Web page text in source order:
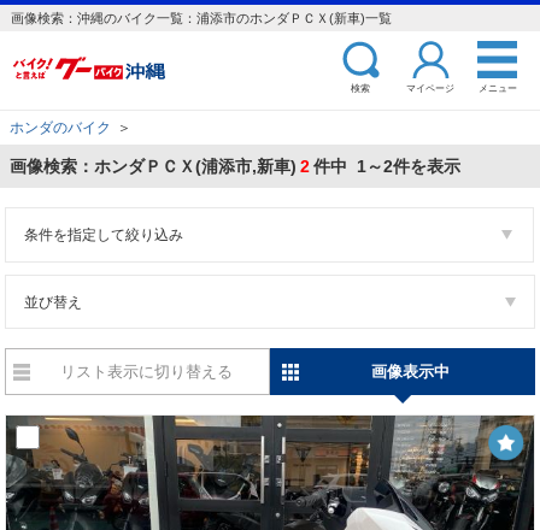
画像検索：沖縄のバイク一覧：浦添市のホンダＰＣＸ(新車)一覧
検索 マイページ メニュー
ホンダのバイク ＞
画像検索：ホンダＰＣＸ(浦添市,新車) 2件中 1～2件を表示
条件を指定して絞り込み
並び替え
リスト表示に切り替える 画像表示中